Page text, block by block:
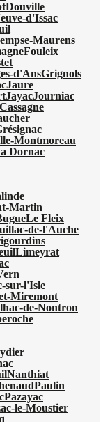
Douville
d'Issac
Maurens
Fouleix
d'AnsGrignols
Jaure
JayacJourniac
Montmoreau
Dornac
Martin
Le Fleix
de-l'Auche
Limeyrat
sur-l'Isle
Miremont
de-Nontron
Nanthiat
Paulin
Pazayac
le-Moustier